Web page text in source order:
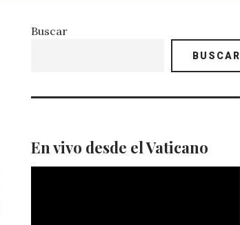
Buscar
BUSCAR
En vivo desde el Vaticano